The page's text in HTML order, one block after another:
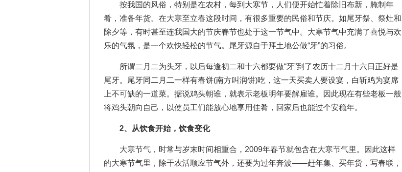
按我国的风俗，特别是在农村，每到大寒节，人们便开始忙着除旧布新，腌制年
肴，准备年货。在大寒至立春这段时间，有很多重要的民俗和节庆。如尾牙祭、祭灶和
除夕等，有时甚至连我国大的节庆春节也处于这一节气中。大寒节气中充满了喜悦与欢
乐的气氛，是一个欢快轻松的节气。尾牙源自于拜土地公做“牙”的习俗。
所谓二月二为头牙，以后每逢初二和十六都要做“牙”到了农历十二月十六日正好是
尾牙。尾牙同二月二一样有春饼(南方叫润饼)吃，这一天买卖人要设宴，白斩鸡为宴席
上不可缺的一道菜。据说鸡头朝谁，就表示老板明年要解雇谁。因此现在有些老板一般
将鸡头朝向自己，以使员工们能放心地享用佳肴，回家后也能过个安稳年。
2、从饮食开始，饮食变化
大寒节气，时常与岁末时间相重合，2009年春节就包含在大寒节气里。因此这样
的大寒节气里，除干农活顺应节气外，还要为过年奔波――赶年集、买年货，写春联，